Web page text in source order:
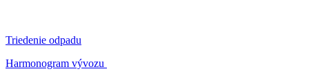
Triedenie odpadu
Harmonogram vývozu